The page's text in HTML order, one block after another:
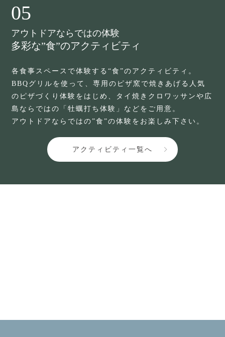
05
アウトドアならではの体験
多彩な”食”のアクティビティ
各食事スペースで体験する“食”のアクティビティ。
BBQグリルを使って、専用のピザ窯で焼きあげる人気
のピザづくり体験をはじめ、タイ焼きクロワッサンや広
島ならではの「牡蠣打ち体験」などをご用意。
アウトドアならではの”食”の体験をお楽しみ下さい。
アクティビティ一覧へ